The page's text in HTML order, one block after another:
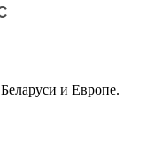
и Европе.